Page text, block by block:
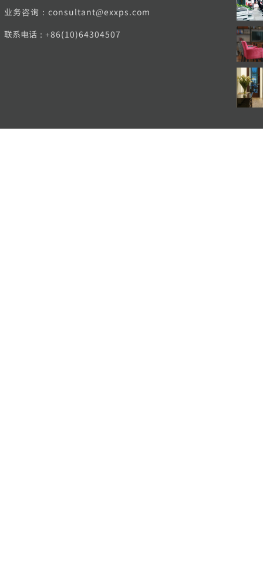
业务咨询：consultant@exxps.com
联系电话： +86(10)64304507